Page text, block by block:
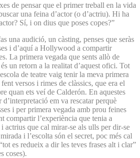
de pensar que el primer treball en la vida
una feina d’actor (o d’actriu). Hi ha
Sí, i on dius que poses copes?”
una audició, un càsting, penses que seràs
i d’aquí a Hollywood a compartir
La primera vegada que sents allò de
un retorn a la realitat d’aquest ofici. Tot
de teatre vaig tenir la meva primera
versos i rimes de clàssics, que era el
quan ets veí de Calderón. En aquestes
em va rescatar perquè
i per primera vegada amb prou feines
compartir l’experiència que tenia a
actrius que cal mirar-se als ulls per dir-se
i l’escolta són el secret, poc més cal
es redueix a dir les teves frases alt i clar”
coses).